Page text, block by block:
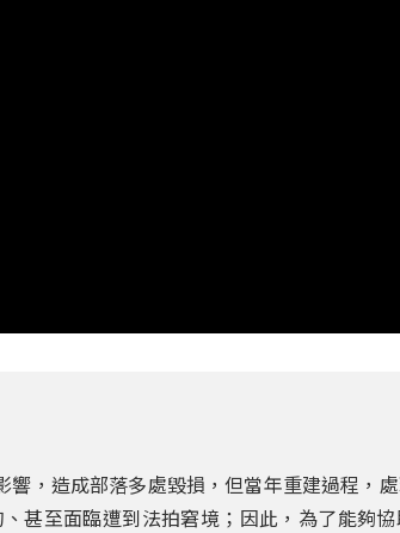
，造成部落多處毀損，但當年重建過程，
甚至面臨遭到法拍窘境；因此，為了能夠